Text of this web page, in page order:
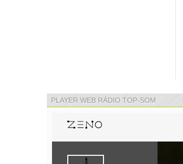
PLAYER WEB RÁDIO TOP-SOM